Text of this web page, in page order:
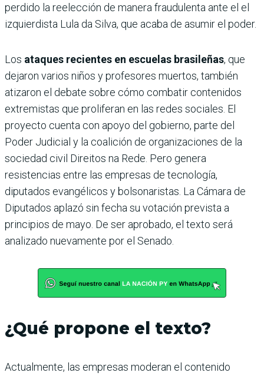
perdido la reelección de manera fraudulenta ante el el
izquierdista Lula da Silva, que acaba de asumir el poder.
Los ataques recientes en escuelas brasileñas, que
dejaron varios niños y profesores muertos, también
atizaron el debate sobre cómo combatir contenidos
extremistas que proliferan en las redes sociales. El
proyecto cuenta con apoyo del gobierno, parte del
Poder Judicial y la coalición de organizaciones de la
sociedad civil Direitos na Rede. Pero genera
resistencias entre las empresas de tecnología,
diputados evangélicos y bolsonaristas. La Cámara de
Diputados aplazó sin fecha su votación prevista a
principios de mayo. De ser aprobado, el texto será
analizado nuevamente por el Senado.
¿Qué propone el texto?
Actualmente, las empresas moderan el contenido